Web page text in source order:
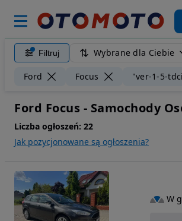
Filtruj Wybrane dla Ciebie
Ford Focus "ver-1-5-
Ford Focus - Samochody
Liczba ogłoszeń: 22
Jak pozycjonowane są ogłoszenia?
W